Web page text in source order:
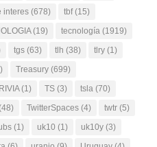
interes (678) tbf(15)
(19) tecnología (1919)
tgs (63) tlh (38) tlry (1)
Treasury (699)
(1) TS (3) tsla (70)
TwitterSpaces (4) twtr (5)
(1) uk10 (1) uk10y (3)